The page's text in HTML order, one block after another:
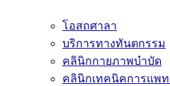
โอสถศาลา
บริการทางทันตกรรม
คลินิกกายภาพบำบัด
คลินิกเทคนิคการแพท